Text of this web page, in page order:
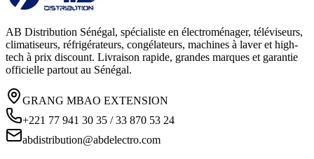
AB Distribution Sénégal, spécialiste en électroménager, téléviseurs,
climatiseurs, réfrigérateurs, congélateurs, machines à laver et high-
tech à prix discount. Livraison rapide, grandes marques et garantie
officielle partout au Sénégal.
GRANG MBAO EXTENSION
+221 77 941 30 35 / 33 870 53 24
abdistribution@abdelectro.com